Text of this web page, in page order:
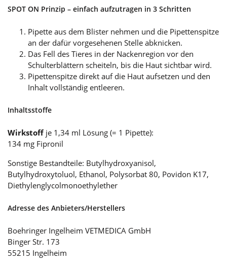
SPOT ON Prinzip – einfach aufzutragen in 3 Schritten
Pipette aus dem Blister nehmen und die Pipettenspitze
an der dafür vorgesehenen Stelle abknicken.
Das Fell des Tieres in der Nackenregion vor den
Schulterblättern scheiteln, bis die Haut sichtbar wird.
Pipettenspitze direkt auf die Haut aufsetzen und den
Inhalt vollständig entleeren.
Inhaltsstoffe
Wirkstoff je 1,34 ml Lösung (= 1 Pipette):
134 mg Fipronil
Sonstige Bestandteile: Butylhydroxyanisol,
Butylhydroxytoluol, Ethanol, Polysorbat 80, Povidon K17,
Diethylenglycolmonoethylether
Adresse des Anbieters/Herstellers
Boehringer Ingelheim VETMEDICA GmbH
Binger Str. 173
55215 Ingelheim